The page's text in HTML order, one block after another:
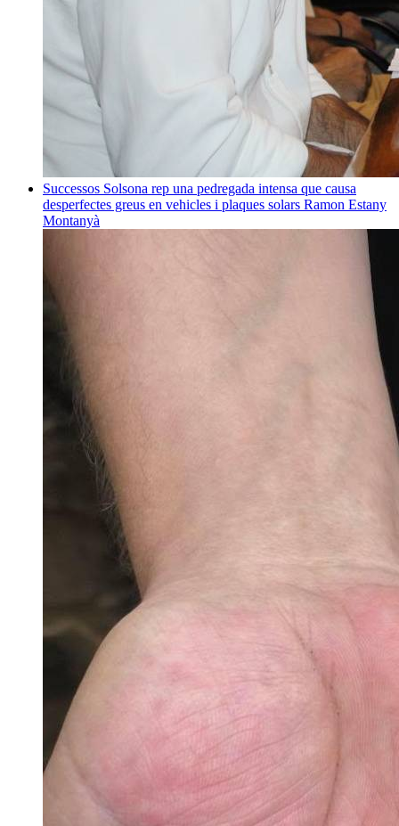
Successos Solsona rep una pedregada intensa que causa
desperfectes greus en vehicles i plaques solars Ramon Estany
Montanyà